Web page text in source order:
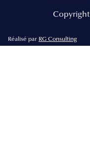
Copyright
Réalisé par RG Consulting